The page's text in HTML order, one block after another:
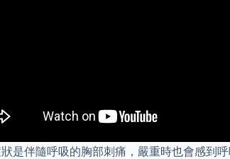
是伴隨呼吸的胸部刺痛，嚴重時也會感到